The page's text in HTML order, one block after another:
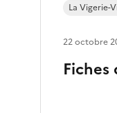
Fiches
La Vigerie-
22 octobre